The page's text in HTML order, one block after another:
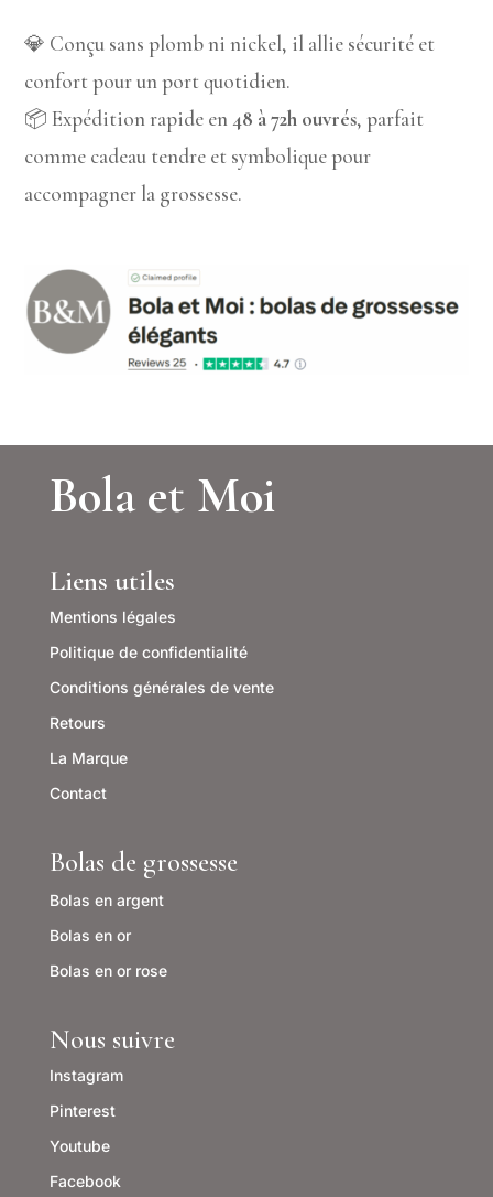
💎 Conçu sans plomb ni nickel, il allie sécurité et
confort pour un port quotidien.
📦 Expédition rapide en48 à 72h ouvrés, parfait
comme cadeau tendre et symbolique pour
accompagner la grossesse.
Bola et Moi
Liens utiles
Mentions légales
Politique de confidentialité
Conditions générales de vente
Retours
La Marque
Contact
Bolas de grossesse
Bolas en argent
Bolas en or
Bolas en or rose
Nous suivre
Instagram
Pinterest
Youtube
Facebook